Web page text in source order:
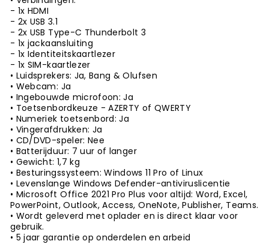
- 1x HDMI
- 2x USB 3.1
- 2x USB Type-C Thunderbolt 3
- 1x jackaansluiting
- 1x Identiteitskaartlezer
- 1x SIM-kaartlezer
• Luidsprekers: Ja, Bang & Olufsen
• Webcam: Ja
• Ingebouwde microfoon: Ja
• Toetsenbordkeuze - AZERTY of QWERTY
• Numeriek toetsenbord: Ja
• Vingerafdrukken: Ja
• CD/DVD-speler: Nee
• Batterijduur: 7 uur of langer
• Gewicht: 1,7 kg
• Besturingssysteem: Windows 11 Pro of Linux
• Levenslange Windows Defender-antiviruslicentie
• Microsoft Office 2021 Pro Plus voor altijd: Word, Excel,
PowerPoint, Outlook, Access, OneNote, Publisher, Teams.
• Wordt geleverd met oplader en is direct klaar voor
gebruik.
• 5 jaar garantie op onderdelen en arbeid